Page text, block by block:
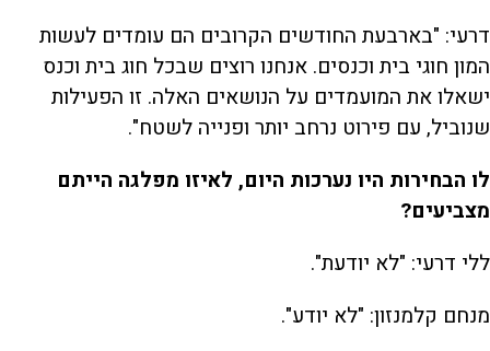
דרעי: "בארבעת החודשים הקרובים הם עומדים לעשות
המון חוגי בית וכנסים. אנחנו רוצים שבכל חוג בית וכנס
ישאלו את המועמדים על הנושאים האלה. זו הפעילות
שנוביל, עם פירוט נרחב יותר ופנייה לשטח".
לו הבחירות היו נערכות היום, לאיזו מפלגה הייתם
מצביעים?
ללי דרעי: "לא יודעת".
מנחם קלמנזון: "לא יודע".